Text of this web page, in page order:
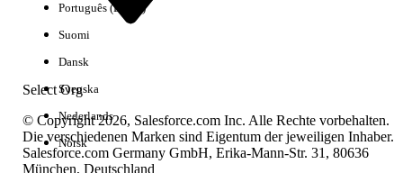
Select Org
Português (Brasil)
Suomi
Dansk
Svenska
Nederlands
Norsk
© Copyright 2026, Salesforce.com Inc. Alle Rechte vorbehalten.
Die verschiedenen Marken sind Eigentum der jeweiligen Inhaber.
Salesforce.com Germany GmbH, Erika-Mann-Str. 31, 80636
München, Deutschland